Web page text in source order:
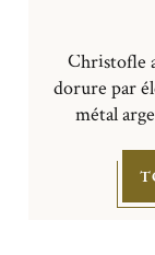
Christofle
dorure par
métal